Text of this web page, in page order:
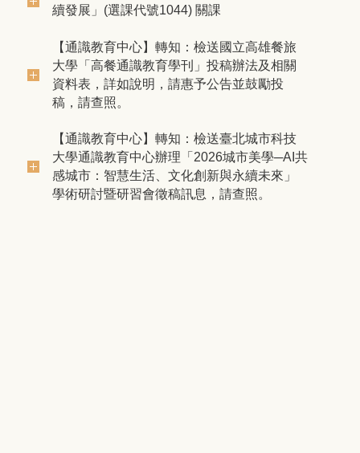
續發展」(選課代號1044) 關課
【通識教育中心】轉知：檢送國立高雄餐旅
大學「高餐通識教育學刊」投稿辦法及相關
資料表，詳如說明，請惠予公告並鼓勵投
稿，請查照。
【通識教育中心】轉知：檢送臺北城市科技
大學通識教育中心辦理「2026城市美學─AI共
感城市：智慧生活、文化創新與永續未來」
學術研討暨研習會徵稿訊息，請查照。